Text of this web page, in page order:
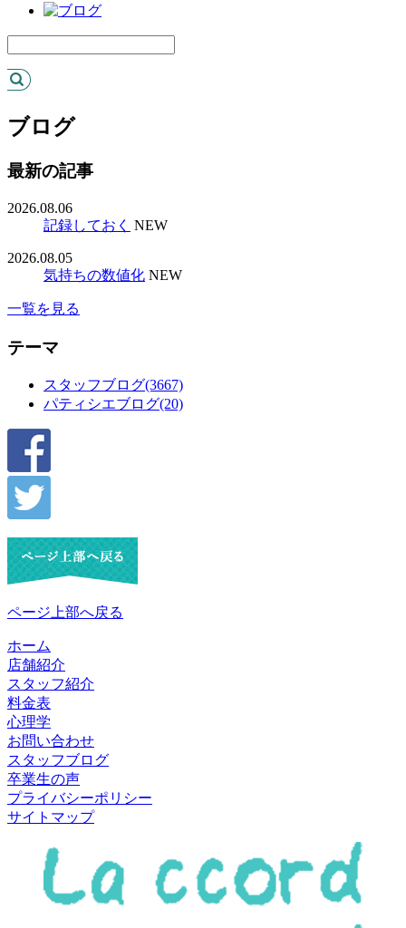
ブログ
最新の記事
2026.08.06
記録しておく NEW
2026.08.05
気持ちの数値化 NEW
一覧を見る
テーマ
スタッフブログ(3667)
パティシエブログ(20)
ページ上部へ戻る
ホーム
店舗紹介
スタッフ紹介
料金表
心理学
お問い合わせ
スタッフブログ
卒業生の声
プライバシーポリシー
サイトマップ